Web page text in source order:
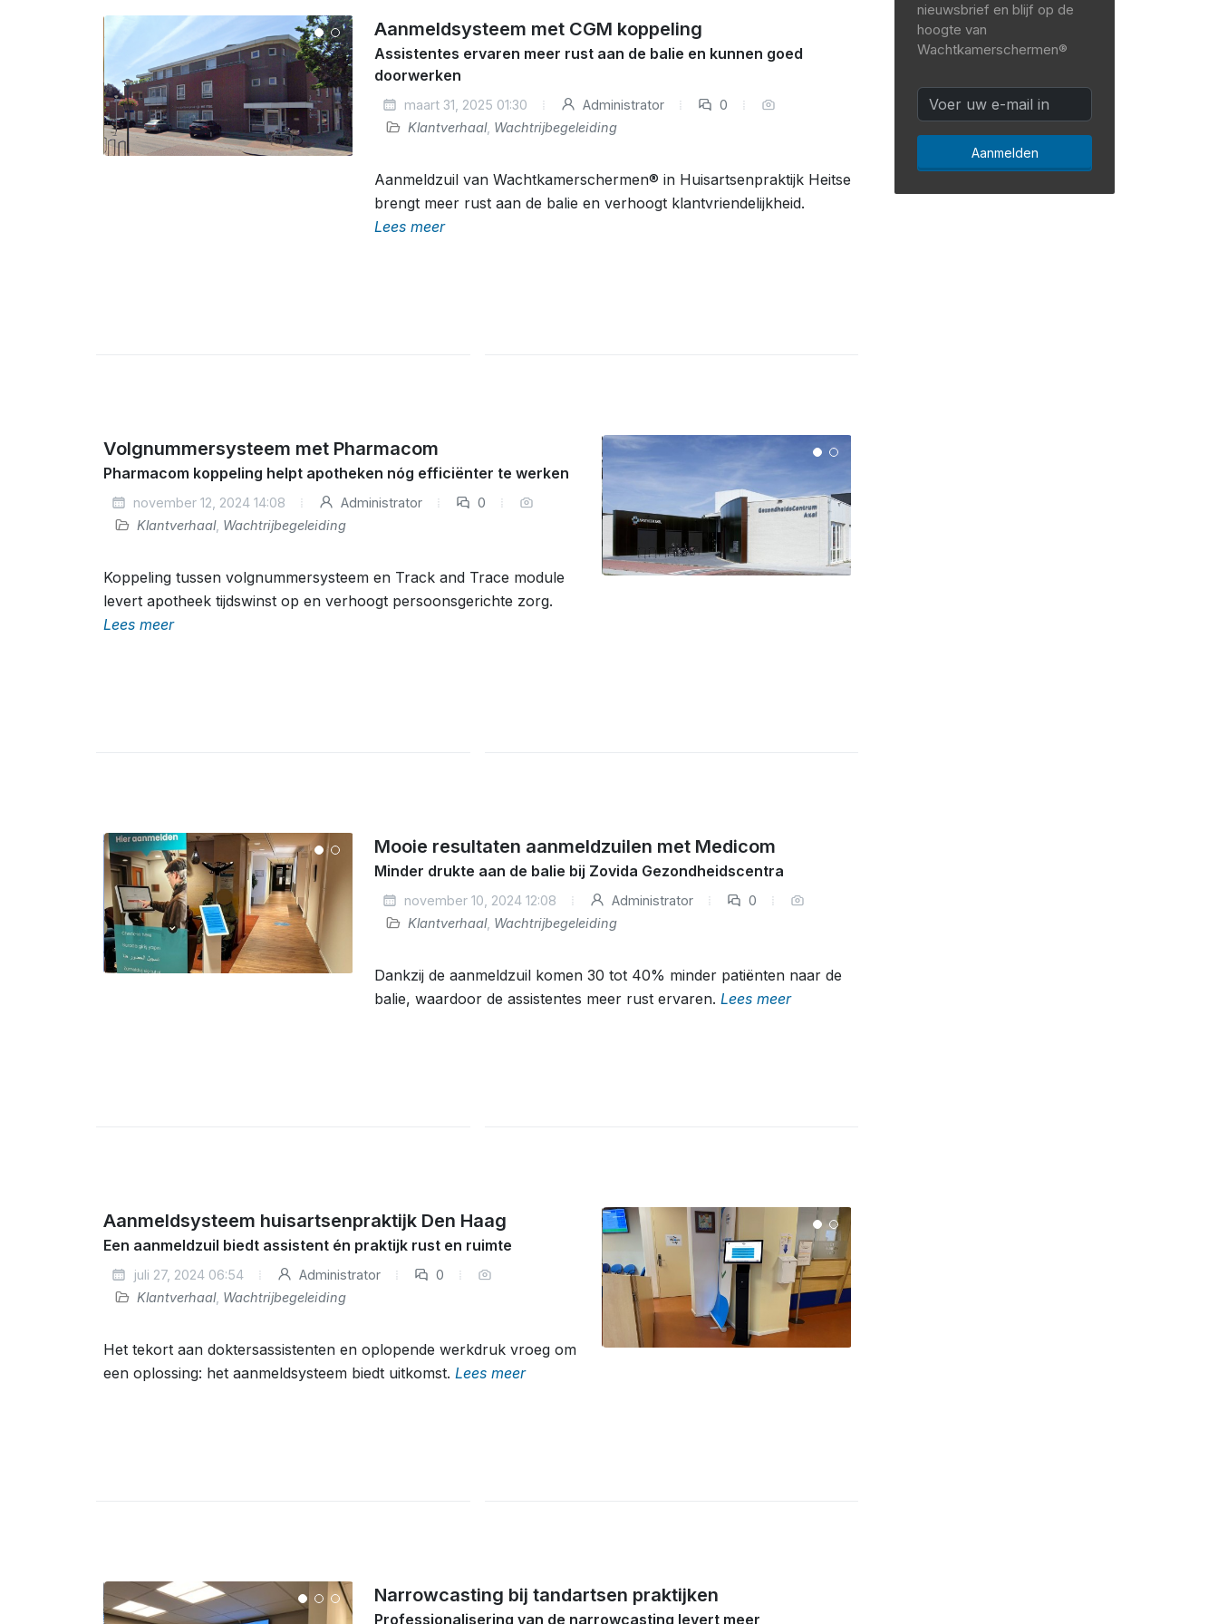
Aanmeldsysteem met CGM koppeling
Assistentes ervaren meer rust aan de balie en kunnen goed
doorwerken
maart 31, 2025 01:30 Administrator
0
Klantverhaal, Wachtrijbegeleiding
Aanmeldzuil van Wachtkamerschermen® in Huisartsenpraktijk Heitse
brengt meer rust aan de balie en verhoogt klantvriendelijkheid.
Lees meer
Volgnummersysteem met Pharmacom
Pharmacom koppeling helpt apotheken nóg efficiënter te werken
november 12, 2024 14:08 Administrator
0
Klantverhaal, Wachtrijbegeleiding
Koppeling tussen volgnummersysteem en Track and Trace module
levert apotheek tijdswinst op en verhoogt persoonsgerichte zorg.
Lees meer
Mooie resultaten aanmeldzuilen met Medicom
Minder drukte aan de balie bij Zovida Gezondheidscentra
november 10, 2024 12:08 Administrator
0
Klantverhaal, Wachtrijbegeleiding
Dankzij de aanmeldzuil komen 30 tot 40% minder patiënten naar de
balie, waardoor de assistentes meer rust ervaren. Lees meer
Aanmeldsysteem huisartsenpraktijk Den Haag
Een aanmeldzuil biedt assistent én praktijk rust en ruimte
juli 27, 2024 06:54 Administrator
0
Klantverhaal, Wachtrijbegeleiding
Het tekort aan doktersassistenten en oplopende werkdruk vroeg om
een oplossing: het aanmeldsysteem biedt uitkomst. Lees meer
Narrowcasting bij tandartsen praktijken
Professionalisering van de narrowcasting levert meer
nieuwsbrief en blijf op de
hoogte van
Wachtkamerschermen®
Aanmelden